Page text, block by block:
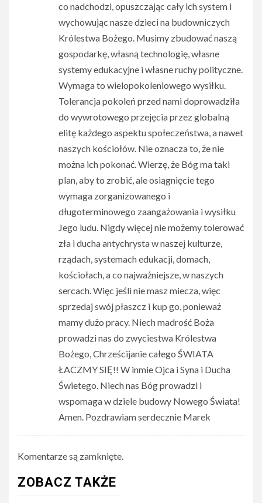
co nadchodzi, opuszczając cały ich system i
wychowując nasze dzieci na budowniczych
Królestwa Bożego. Musimy zbudować naszą
gospodarkę, własną technologię, własne
systemy edukacyjne i własne ruchy polityczne.
Wymaga to wielopokoleniowego wysiłku.
Tolerancja pokoleń przed nami doprowadziła
do wywrotowego przejęcia przez globalną
elitę każdego aspektu społeczeństwa, a nawet
naszych kościołów. Nie oznacza to, że nie
można ich pokonać. Wierzę, że Bóg ma taki
plan, aby to zrobić, ale osiągnięcie tego
wymaga zorganizowanego i
długoterminowego zaangażowania i wysiłku
Jego ludu. Nigdy więcej nie możemy tolerować
zła i ducha antychrysta w naszej kulturze,
rządach, systemach edukacji, domach,
kościołach, a co najważniejsze, w naszych
sercach. Więc jeśli nie masz miecza, więc
sprzedaj swój płaszcz i kup go, ponieważ
mamy dużo pracy. Niech madrość Boża
prowadzi nas do zwyciestwa Królestwa
Bożego, Chrześcijanie całego ŚWIATA
ŁACZMY SIĘ!! W inmie Ojca i Syna i Ducha
Świetego. Niech nas Bóg prowadzi i
wspomaga w dziele budowy Nowego Świata!
Amen. Pozdrawiam serdecznie Marek
Komentarze są zamknięte.
ZOBACZ TAKŻE